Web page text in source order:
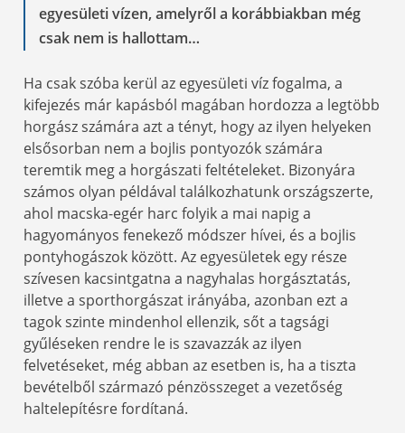
egyesületi vízen, amelyről a korábbiakban még
csak nem is hallottam…
Ha csak szóba kerül az egyesületi víz fogalma, a
kifejezés már kapásból magában hordozza a legtöbb
horgász számára azt a tényt, hogy az ilyen helyeken
elsősorban nem a bojlis pontyozók számára
teremtik meg a horgászati feltételeket. Bizonyára
számos olyan példával találkozhatunk országszerte,
ahol macska-egér harc folyik a mai napig a
hagyományos fenekező módszer hívei, és a bojlis
pontyhogászok között. Az egyesületek egy része
szívesen kacsintgatna a nagyhalas horgásztatás,
illetve a sporthorgászat irányába, azonban ezt a
tagok szinte mindenhol ellenzik, sőt a tagsági
gyűléseken rendre le is szavazzák az ilyen
felvetéseket, még abban az esetben is, ha a tiszta
bevételből származó pénzösszeget a vezetőség
haltelepítésre fordítaná.